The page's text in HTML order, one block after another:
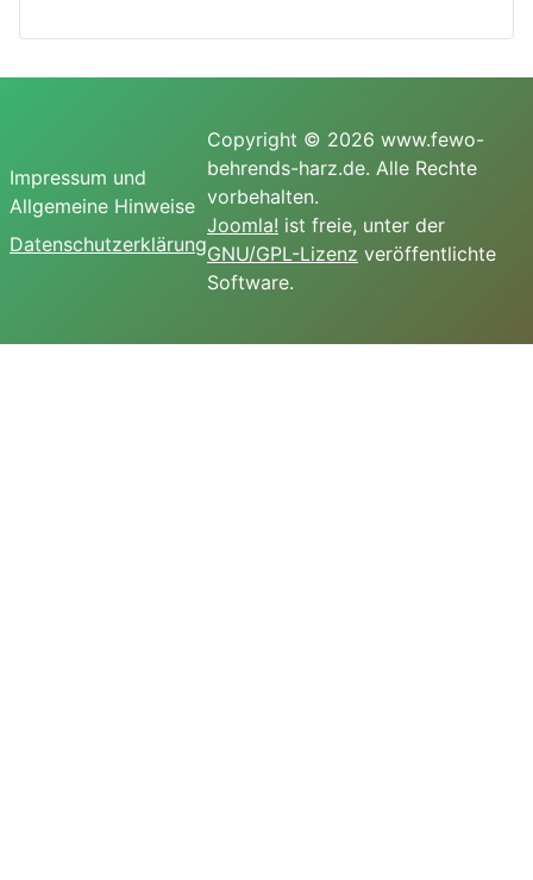
Impressum und
Allgemeine Hinweise
Datenschutzerklärung
Copyright © 2026 www.fewo-
behrends-harz.de. Alle Rechte
vorbehalten.
Joomla! ist freie, unter der
GNU/GPL-Lizenz veröffentlichte
Software.